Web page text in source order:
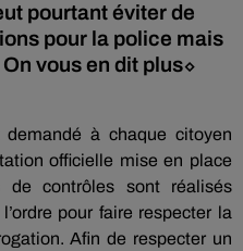
pourtant éviter de
pour la police mais
vous en dit plus⬦
à chaque citoyen
officielle mise en place
de contrôles sont réalisés
pour faire respecter la
Afin de respecter un